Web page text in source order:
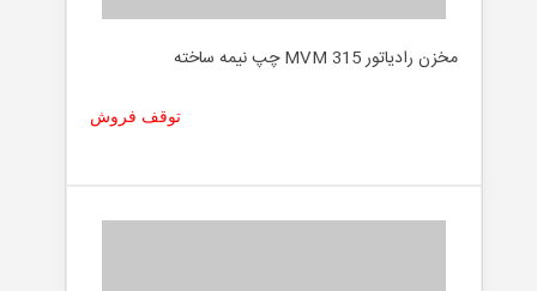
مخزن رادیاتور MVM 315 چپ نیمه ساخته
توقف فروش